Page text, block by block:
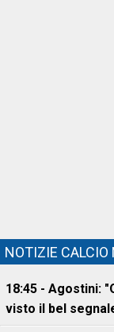
NOTIZIE CALCIO
18:45 - Agostini:
visto il bel